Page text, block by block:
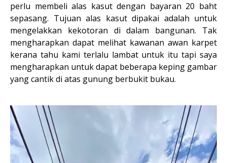
perlu membeli alas kasut dengan bayaran 20 baht
sepasang. Tujuan alas kasut dipakai adalah untuk
mengelakkan kekotoran di dalam bangunan. Tak
mengharapkan dapat melihat kawanan awan karpet
kerana tahu kami terlalu lambat untuk itu tapi saya
mengharapkan untuk dapat beberapa keping gambar
yang cantik di atas gunung berbukit bukau.